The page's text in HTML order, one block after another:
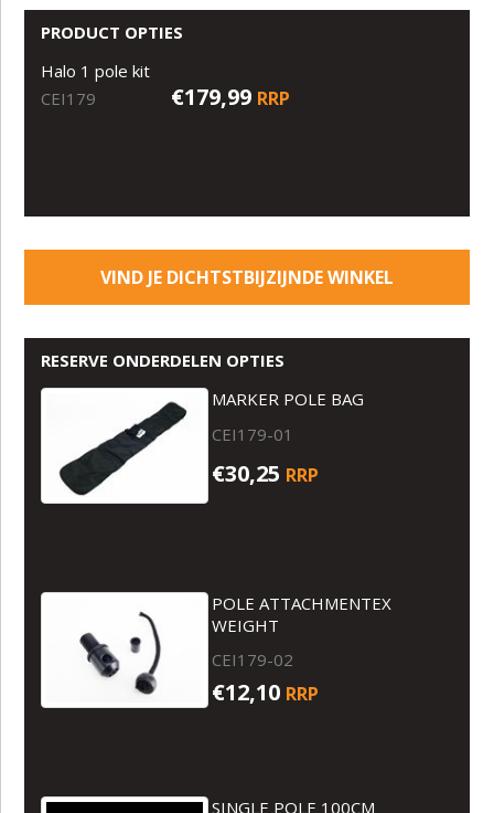
PRODUCT OPTIES
Halo 1 pole kit
CEI179
€179,99 RRP
VIND JE DICHTSTBIJZIJNDE WINKEL
RESERVE ONDERDELEN OPTIES
MARKER POLE BAG
CEI179-01
€30,25 RRP
POLE ATTACHMENTEX
WEIGHT
CEI179-02
€12,10 RRP
SINGLE POLE 100CM